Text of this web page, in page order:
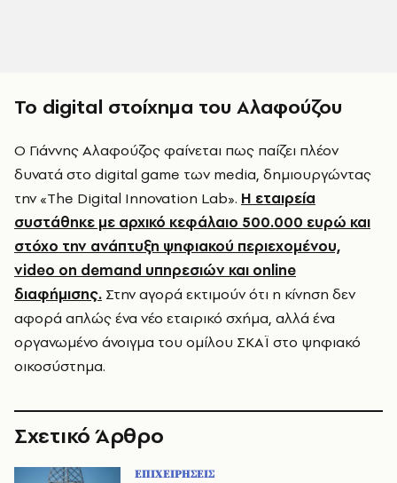
Το digital στοίχημα του Αλαφούζου
Ο Γιάννης Αλαφούζος φαίνεται πως παίζει πλέον
δυνατά στο digital game των media, δημιουργώντας
την «The Digital Innovation Lab». Η εταιρεία
συστάθηκε με αρχικό κεφάλαιο 500.000 ευρώ και
στόχο την ανάπτυξη ψηφιακού περιεχομένου,
video on demand υπηρεσιών και online
διαφήμισης. Στην αγορά εκτιμούν ότι η κίνηση δεν
αφορά απλώς ένα νέο εταιρικό σχήμα, αλλά ένα
οργανωμένο άνοιγμα του ομίλου ΣΚΑΪ στο ψηφιακό
οικοσύστημα.
Σχετικό Άρθρο
ΕΠΙΧΕΙΡΗΣΕΙΣ